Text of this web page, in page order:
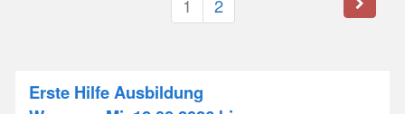
1 2
Erste Hilfe Ausbildung